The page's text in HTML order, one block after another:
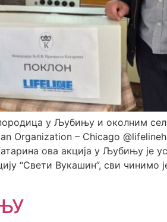
у Љубињу и околним
Organization – Chicago
ова акција у Љубињу је
“Свети Вукашин”, сви чинимо